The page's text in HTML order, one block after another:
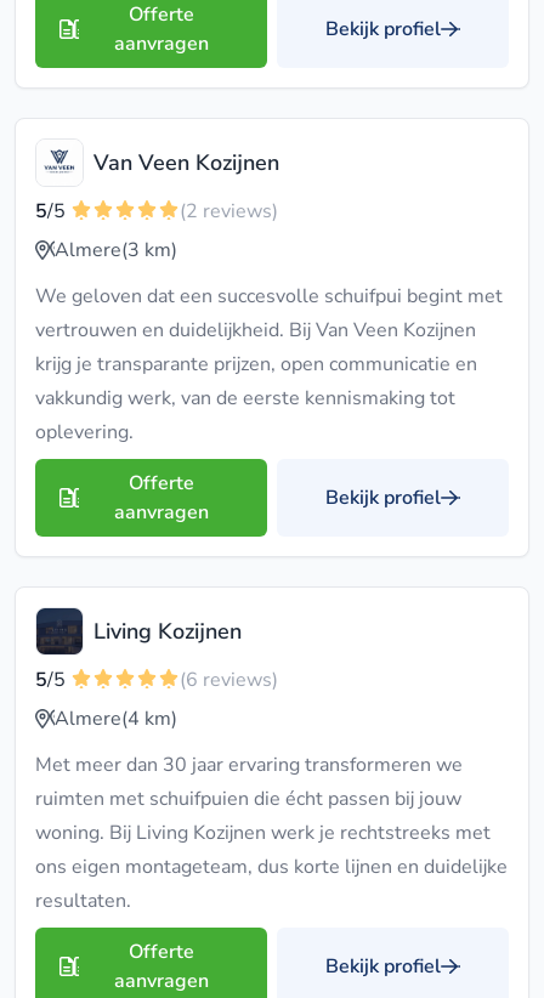
Offerte
aanvragen
Bekijk profiel
Van Veen Kozijnen
5/5
(2 reviews)
Almere(3 km)
We geloven dat een succesvolle schuifpui begint met
vertrouwen en duidelijkheid. Bij Van Veen Kozijnen
krijg je transparante prijzen, open communicatie en
vakkundig werk, van de eerste kennismaking tot
oplevering.
Offerte
aanvragen
Bekijk profiel
Living Kozijnen
5/5
(6 reviews)
Almere(4 km)
Met meer dan 30 jaar ervaring transformeren we
ruimten met schuifpuien die écht passen bij jouw
woning. Bij Living Kozijnen werk je rechtstreeks met
ons eigen montageteam, dus korte lijnen en duidelijke
resultaten.
Offerte
aanvragen
Bekijk profiel